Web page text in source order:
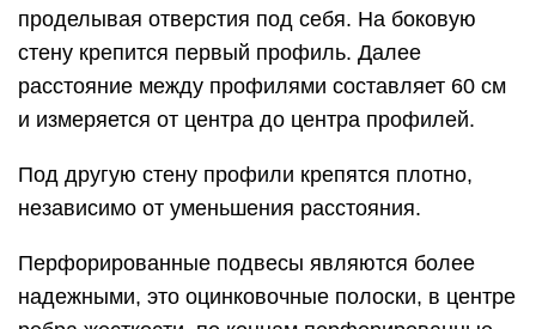
проделывая отверстия под себя. На боковую
стену крепится первый профиль. Далее
расстояние между профилями составляет 60 см
и измеряется от центра до центра профилей.
Под другую стену профили крепятся плотно,
независимо от уменьшения расстояния.
Перфорированные подвесы являются более
надежными, это оцинковочные полоски, в центре